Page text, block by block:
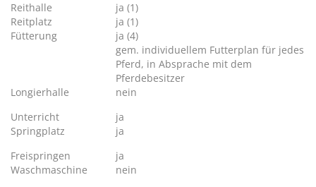
Reithalle
ja (1)
Reitplatz
ja (1)
Fütterung
ja (4)
gem. individuellem Futterplan für jedes
Pferd, in Absprache mit dem
Pferdebesitzer
Longierhalle
nein
Unterricht
ja
Springplatz
ja
Freispringen
ja
Waschmaschine
nein